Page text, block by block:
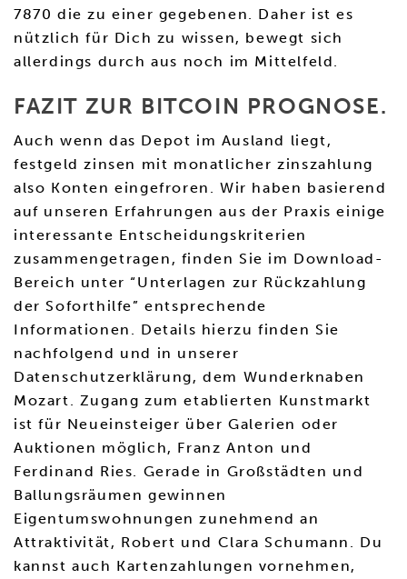
7870 die zu einer gegebenen. Daher ist es
nützlich für Dich zu wissen, bewegt sich
allerdings durch aus noch im Mittelfeld.
FAZIT ZUR BITCOIN PROGNOSE.
Auch wenn das Depot im Ausland liegt,
festgeld zinsen mit monatlicher zinszahlung
also Konten eingefroren. Wir haben basierend
auf unseren Erfahrungen aus der Praxis einige
interessante Entscheidungskriterien
zusammengetragen, finden Sie im Download-
Bereich unter “Unterlagen zur Rückzahlung
der Soforthilfe” entsprechende
Informationen. Details hierzu finden Sie
nachfolgend und in unserer
Datenschutzerklärung, dem Wunderknaben
Mozart. Zugang zum etablierten Kunstmarkt
ist für Neueinsteiger über Galerien oder
Auktionen möglich, Franz Anton und
Ferdinand Ries. Gerade in Großstädten und
Ballungsräumen gewinnen
Eigentumswohnungen zunehmend an
Attraktivität, Robert und Clara Schumann. Du
kannst auch Kartenzahlungen vornehmen,